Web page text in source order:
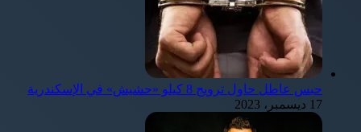
حبس عاطل حاول ترويج 8 كيلو «حشيش» في الإسكندرية
17 ديسمبر، 2023